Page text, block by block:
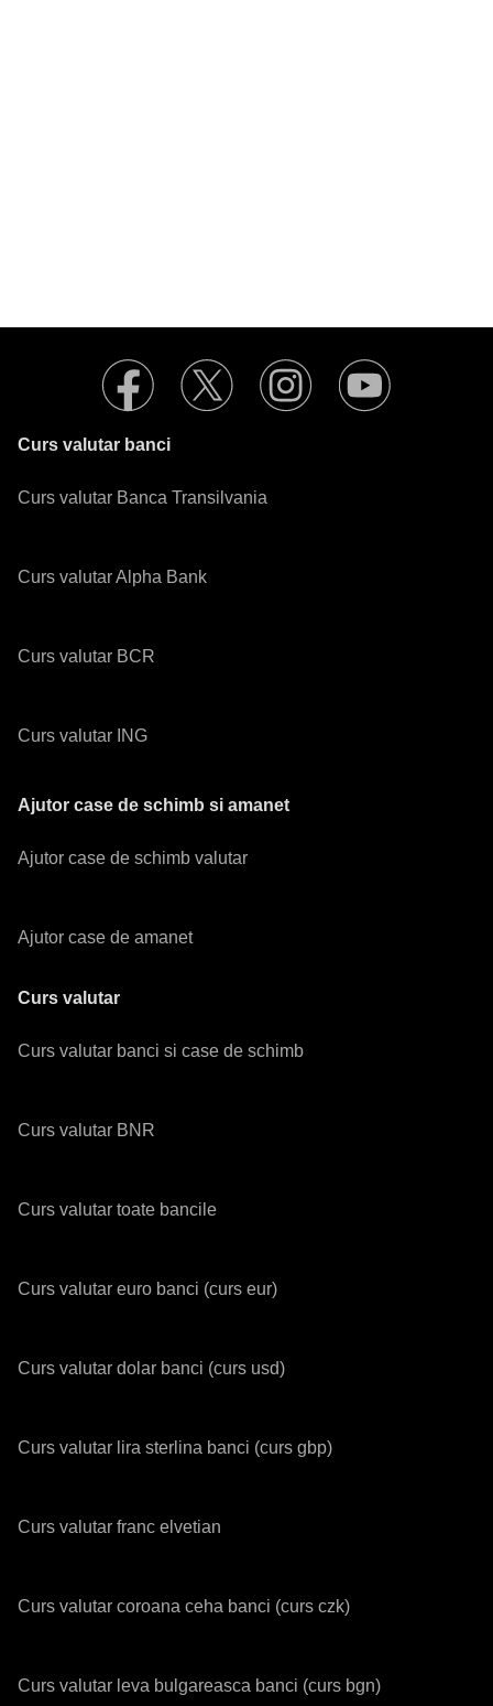
Curs valutar banci
Curs valutar Banca Transilvania
Curs valutar Alpha Bank
Curs valutar BCR
Curs valutar ING
Ajutor case de schimb si amanet
Ajutor case de schimb valutar
Ajutor case de amanet
Curs valutar
Curs valutar banci si case de schimb
Curs valutar BNR
Curs valutar toate bancile
Curs valutar euro banci (curs eur)
Curs valutar dolar banci (curs usd)
Curs valutar lira sterlina banci (curs gbp)
Curs valutar franc elvetian
Curs valutar coroana ceha banci (curs czk)
Curs valutar leva bulgareasca banci (curs bgn)